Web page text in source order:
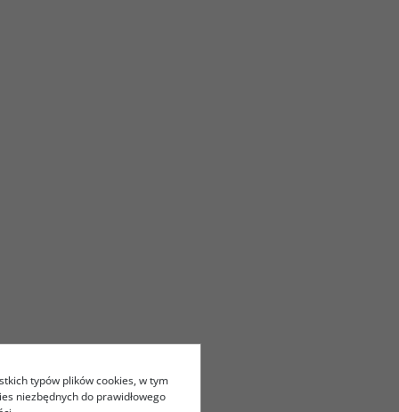
typów plików cookies, w tym
niezbędnych do prawidłowego